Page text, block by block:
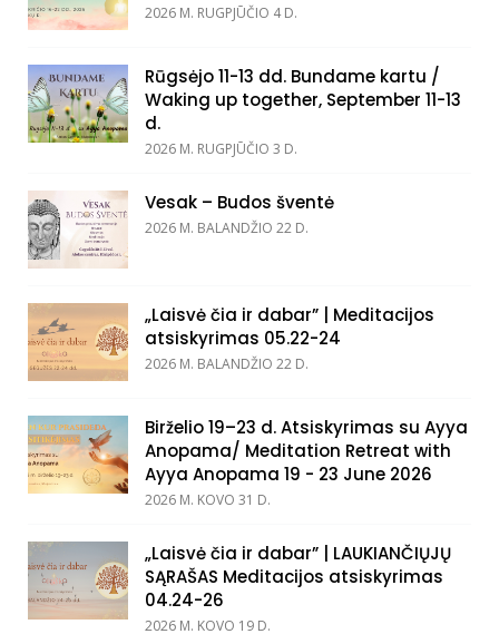
2026 M. RUGPJŪČIO 4 D.
Rūgsėjo 11-13 dd. Bundame kartu /
Waking up together, September 11-13
d.
2026 M. RUGPJŪČIO 3 D.
Vesak – Budos šventė
2026 M. BALANDŽIO 22 D.
„Laisvė čia ir dabar” | Meditacijos
atsiskyrimas 05.22-24
2026 M. BALANDŽIO 22 D.
Birželio 19–23 d. Atsiskyrimas su Ayya
Anopama/ Meditation Retreat with
Ayya Anopama 19 - 23 June 2026
2026 M. KOVO 31 D.
„Laisvė čia ir dabar” | LAUKIANČIŲJŲ
SĄRAŠAS Meditacijos atsiskyrimas
04.24-26
2026 M. KOVO 19 D.